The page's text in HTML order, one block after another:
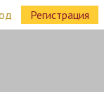
Регистрация